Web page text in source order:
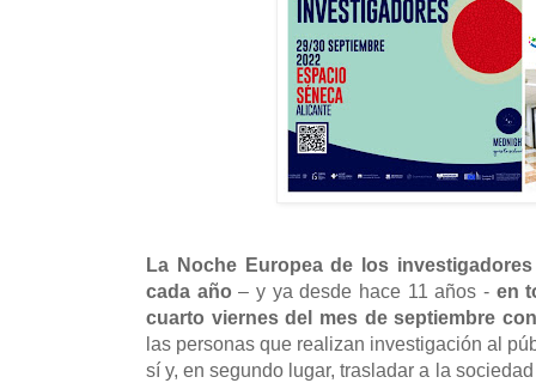
La Noche Europea de los
cada año – y ya desde hace 11 años - en
cuarto viernes del mes de septiembre
las personas que realizan investigación al
sí y, en segundo lugar, trasladar a la